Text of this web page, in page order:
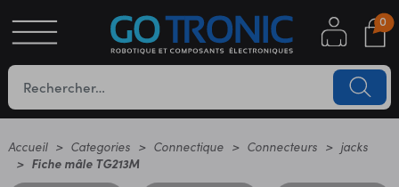
0
Accueil Categories Connectique Connecteurs
jacks
Fiche mâle TG213M